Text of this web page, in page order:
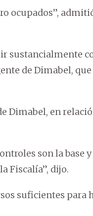
ocupados”,
sustancialmente
de Dimabel,
Dimabel, en
son la base y
Fiscalía”, dijo.
suficientes para